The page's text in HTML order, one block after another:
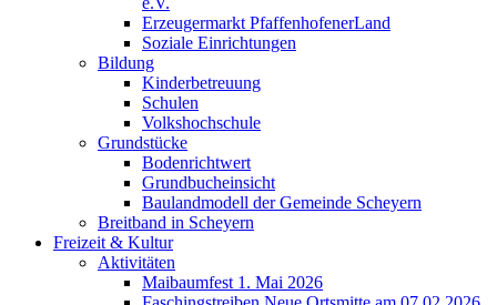
Erzeugermarkt PfaffenhofenerLand
Soziale Einrichtungen
Bildung
Kinderbetreuung
Schulen
Volkshochschule
Grundstücke
Bodenrichtwert
Grundbucheinsicht
Baulandmodell der Gemeinde Scheyern
Breitband in Scheyern
Freizeit & Kultur
Aktivitäten
Maibaumfest 1. Mai 2026